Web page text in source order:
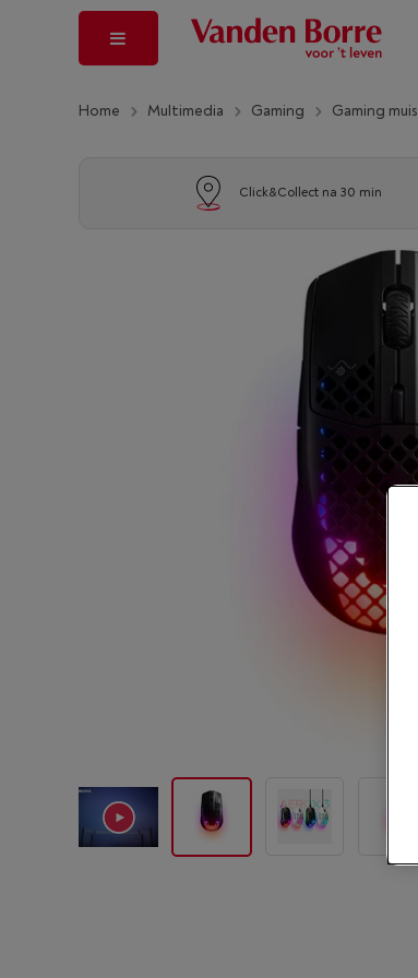
Home Multimedia Gaming Gaming muis
Click&Collect na 30 min